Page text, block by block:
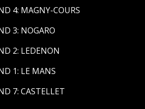
4: MAGNY-COURS
3: NOGARO
2: LEDENON
1: LE MANS
7: CASTELLET